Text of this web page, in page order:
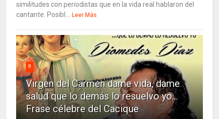
similitudes con periodistas que en la vida real hablaron del
cantante. Posibl... Leer Más
8
Virgen del Carmen dame vida, dame
salud que lo demás lo resuelvo yo…
Frase célebre del Cacique